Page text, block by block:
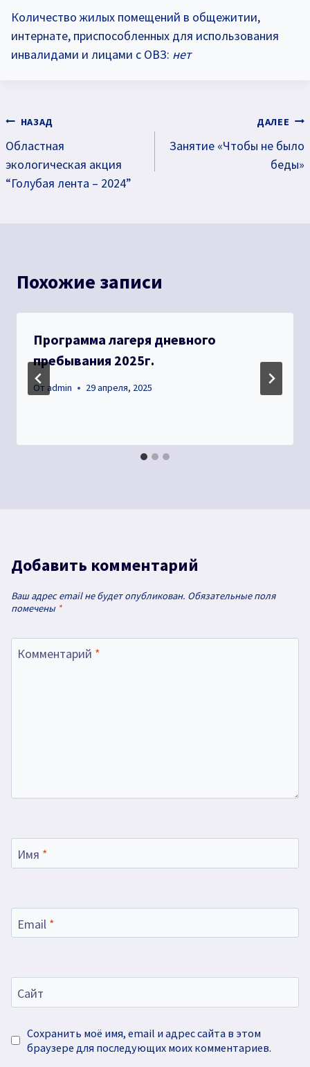
Количество жилых помещений в общежитии,
интернате, приспособленных для использования
инвалидами и лицами с ОВЗ: нет
Навигация
по
записям
НАЗАД
Областная
экологическая акция
“Голубая лента – 2024”
ДАЛЕЕ
Занятие «Чтобы не было
беды»
Похожие записи
Программа лагеря дневного
пребывания 2025г.
От admin 29 апреля, 2025
Добавить комментарий
Ваш адрес email не будет опубликован. Обязательные поля
помечены *
Комментарий *
Имя *
Email *
Сайт
Сохранить моё имя, email и адрес сайта в этом
браузере для последующих моих комментариев.